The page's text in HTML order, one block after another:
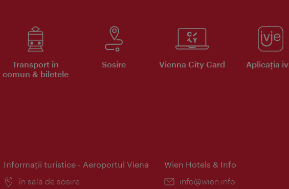
Transport în
comun & biletele
Sosire Vienna City Card Aplicaţia
Informaţii turistice - Aeroportul Viena
Locul:
în sala de sosire
Wien Hotels & Info
E-
info@wien.info